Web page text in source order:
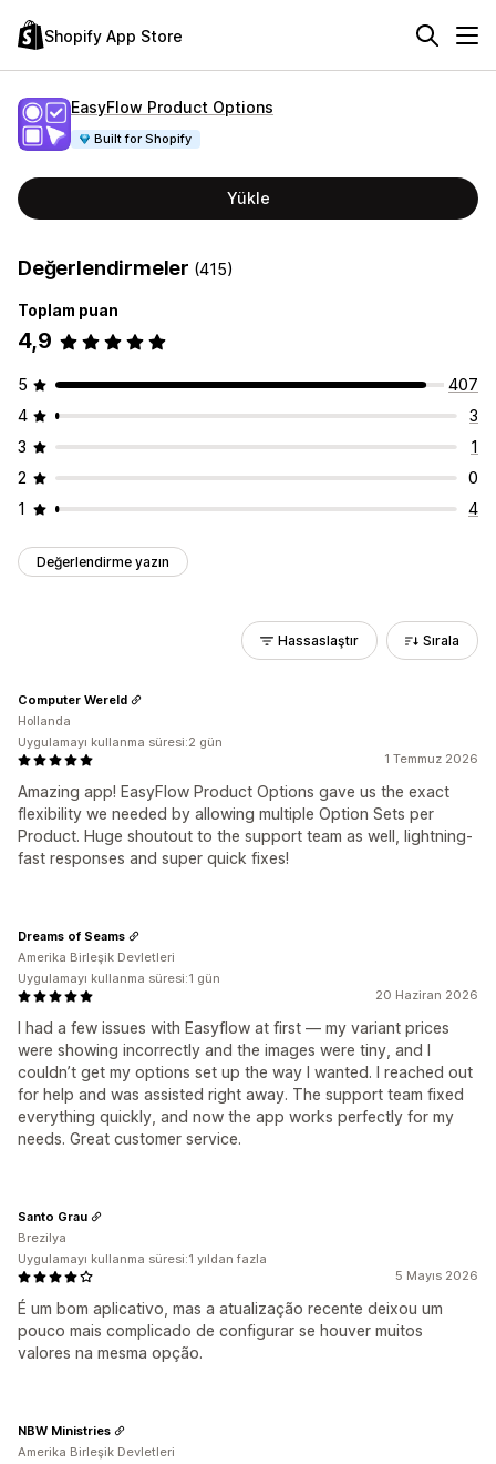
Shopify App Store
EasyFlow Product Options
Built for Shopify
Yükle
Değerlendirmeler (415)
Toplam puan
4,9
5
407
4
3
3
1
2
0
1
4
Değerlendirme yazın
Hassaslaştır Sırala
1 Temmuz 2026
Amazing app! EasyFlow Product Options gave us the exact
flexibility we needed by allowing multiple Option Sets per
Product. Huge shoutout to the support team as well, lightning-
fast responses and super quick fixes!
Computer Wereld
Hollanda
Uygulamayı kullanma süresi:2 gün
20 Haziran 2026
I had a few issues with Easyflow at first — my variant prices
were showing incorrectly and the images were tiny, and I
couldn’t get my options set up the way I wanted. I reached out
for help and was assisted right away. The support team fixed
everything quickly, and now the app works perfectly for my
needs. Great customer service.
Dreams of Seams
Amerika Birleşik Devletleri
Uygulamayı kullanma süresi:1 gün
5 Mayıs 2026
É um bom aplicativo, mas a atualização recente deixou um
pouco mais complicado de configurar se houver muitos
valores na mesma opção.
Santo Grau
Brezilya
Uygulamayı kullanma süresi:1 yıldan fazla
NBW Ministries
Amerika Birleşik Devletleri